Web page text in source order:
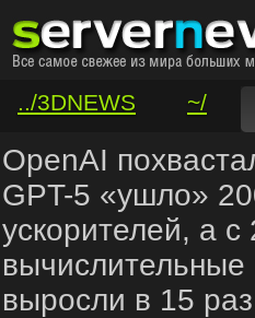
../3DNEWS ~/
/VAR/CONTACT
OpenAI
GPT-5 «ушло»
ускорителей, а с
выросли в 15 раз